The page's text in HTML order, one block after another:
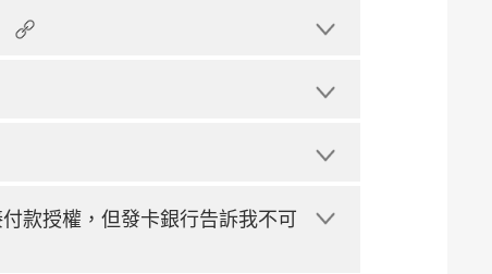
款授權，但發卡銀行告訴我不可